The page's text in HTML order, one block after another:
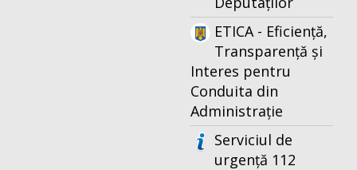
ETICA - Eficiență,
Transparență și
Interes pentru
Conduita din
Administrație
Serviciul de
urgență 112